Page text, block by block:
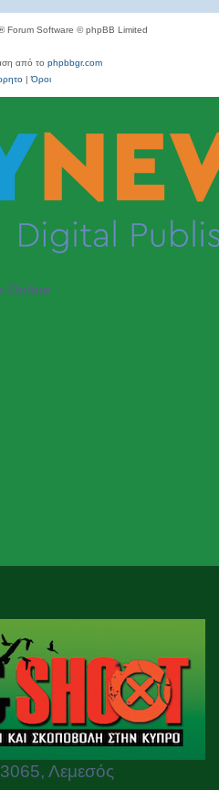
Forum Software © phpBB Limited
από το phpbbgr.com
|Όροι
Online
Λεμεσός